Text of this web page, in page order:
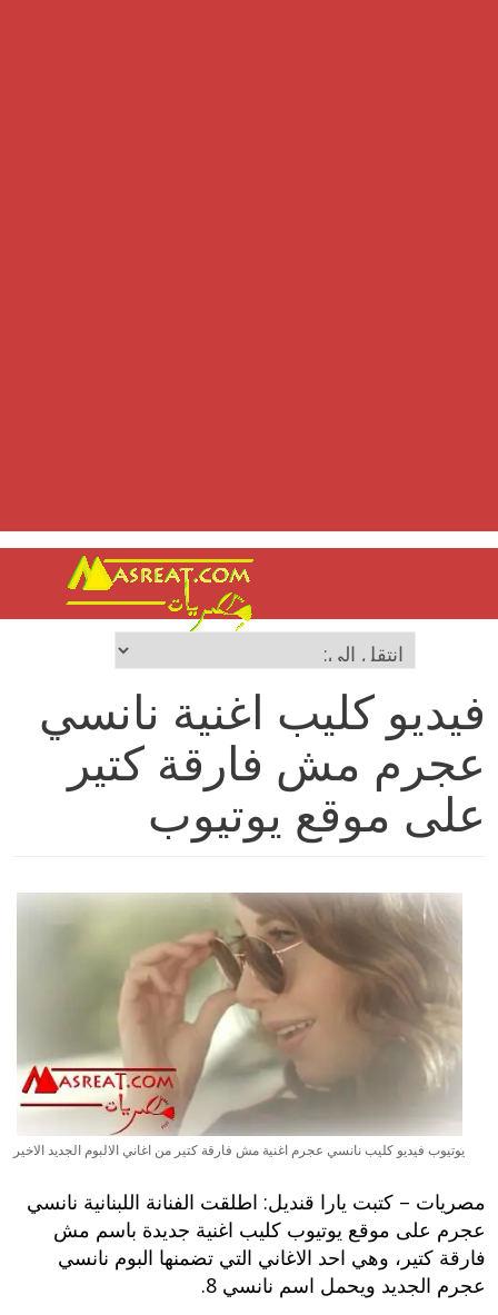
فيديو كليب اغنية نانسي
عجرم مش فارقة كتير
على موقع يوتيوب
يوتيوب فيديو كليب نانسي عجرم اغنية مش فارقة كتير من اغاني الالبوم الجديد الاخير
مصريات – كتبت يارا قنديل: اطلقت الفنانة اللبنانية نانسي
عجرم على موقع يوتيوب كليب اغنية جديدة باسم مش
فارقة كتير، وهي احد الاغاني التي تضمنها البوم نانسي
عجرم الجديد ويحمل اسم نانسي 8.